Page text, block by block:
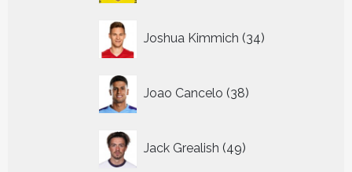
Joshua Kimmich 34
producten
Joao Cancelo 38
producten
Jack Grealish 49
producten